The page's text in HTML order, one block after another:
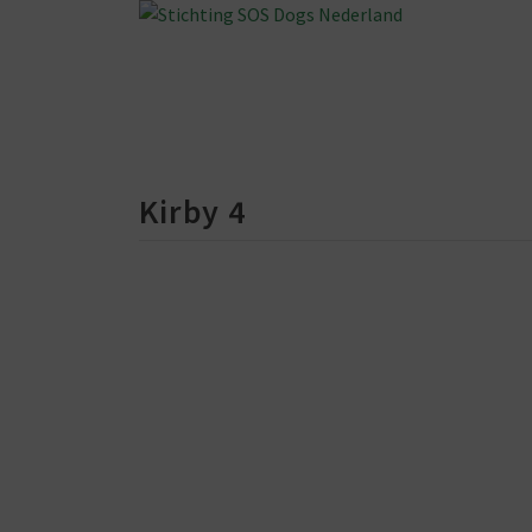
Kirby 4